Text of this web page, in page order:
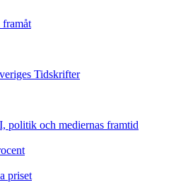
framåt
Tidskrifter
politik och mediernas framtid
priset